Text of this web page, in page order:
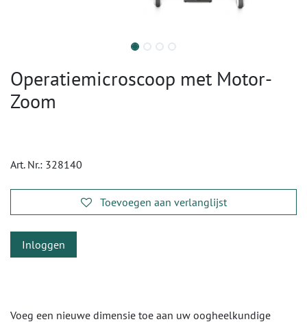
Operatiemicroscoop met Motor-
Zoom
Art. Nr.: 328140
Toevoegen aan verlanglijst
Inloggen
Voeg een nieuwe dimensie toe aan uw oogheelkundige